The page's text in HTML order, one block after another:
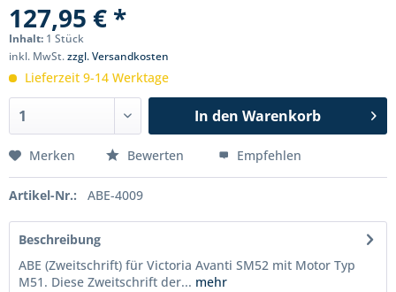
127,95 € *
Inhalt: 1 Stück
inkl. MwSt.zzgl. Versandkosten
Lieferzeit 9-14 Werktage
In den Warenkorb
Merken Bewerten Empfehlen
Artikel-Nr.: ABE-4009
Beschreibung
ABE (Zweitschrift) für Victoria Avanti SM52 mit Motor Typ
M51. Diese Zweitschrift der... mehr